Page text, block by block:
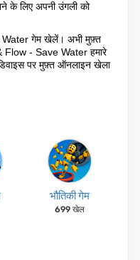
के लिए अपनी उंगली को
गेम खेलें। अभी मुफ़्त
- Save Water हमारे
पर मुफ़्त ऑनलाइन खेला
भौतिकी गेम
699 खेल